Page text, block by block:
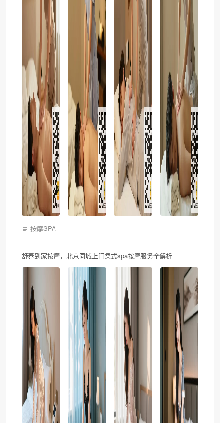
按摩SPA
舒养到家按摩，北京同城上门柔式spa按摩服务全解析